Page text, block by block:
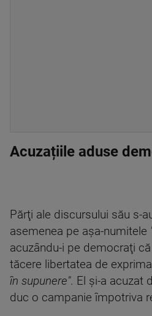
Acuzațiile aduse
Părţi ale discursului său s-
asemenea pe aşa-numitele
acuzându-i pe democraţi
tăcere libertatea de
în supunere". El şi-a acuzat
duc o campanie împotriva